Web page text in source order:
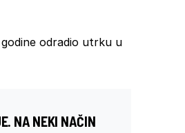
odradio utrku u
NA NEKI NAČIN